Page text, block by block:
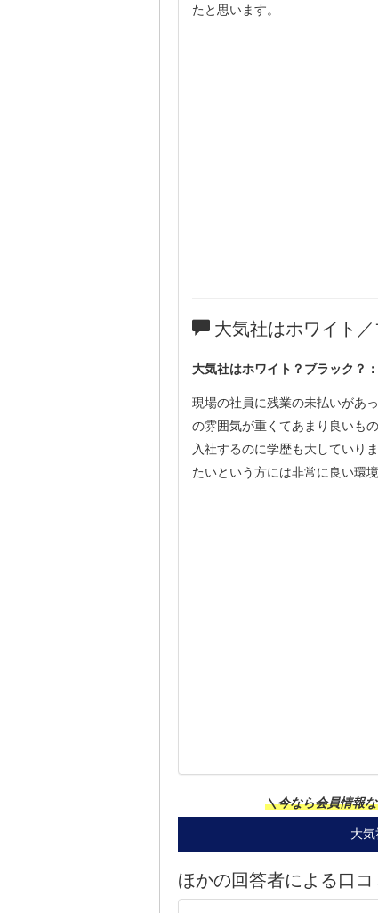
たと思います。
大気社はホワイト／
大気社はホワイト？ブラック？
現場の社員に残業の未払いがあ
の雰囲気が重くてあまり良いも
入社するのに学歴も大していり
たいという方には非常に良い環
＼今なら会員情報
大
ほかの回答者による口コ